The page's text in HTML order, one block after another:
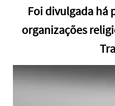
Foi divulgada há
organizações